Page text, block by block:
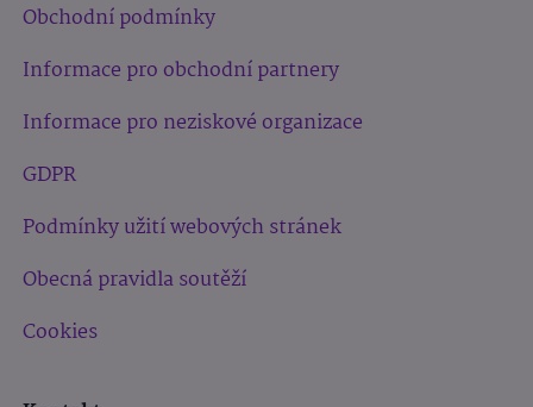
Obchodní podmínky
Informace pro obchodní partnery
Informace pro neziskové organizace
GDPR
Podmínky užití webových stránek
Obecná pravidla soutěží
Cookies